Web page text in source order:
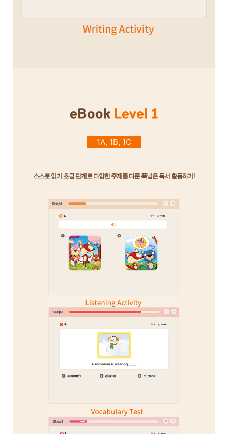
eBook Level 1
1A, 1B, 1C
스스로 읽기 초급 단계로 다양한 주제를 다룬 폭넓은 독서 활동하기!